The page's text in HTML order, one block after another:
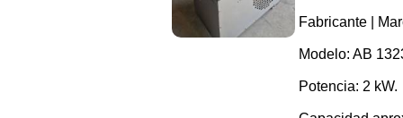
Fabricante |
Modelo: AB
Potencia: 2 kW.